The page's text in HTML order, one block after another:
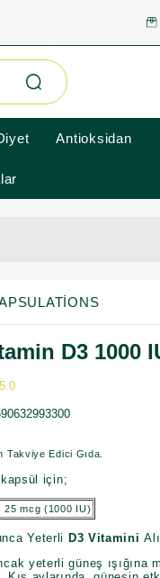
Antioksidan
D3 1000
5.0
Takviye Edici Gıda.
kapsül için;
25 mcg (1000 IU)
Yeterli D3 Vitamini
yeterli güneş ışığına